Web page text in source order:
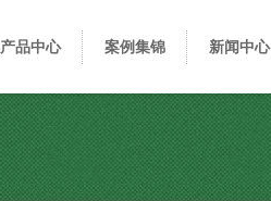
产品中心 案例集锦 新闻中心